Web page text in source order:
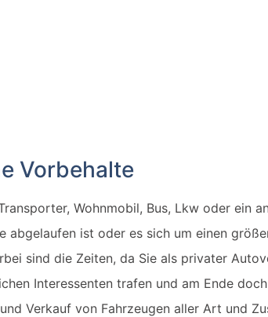
Vorbehalte
Wohnmobil, Bus, Lkw oder ein
ist oder es sich um einen
sind die Zeiten, da Sie als privater
Interessenten trafen und am Ende
Verkauf von Fahrzeugen aller Art und